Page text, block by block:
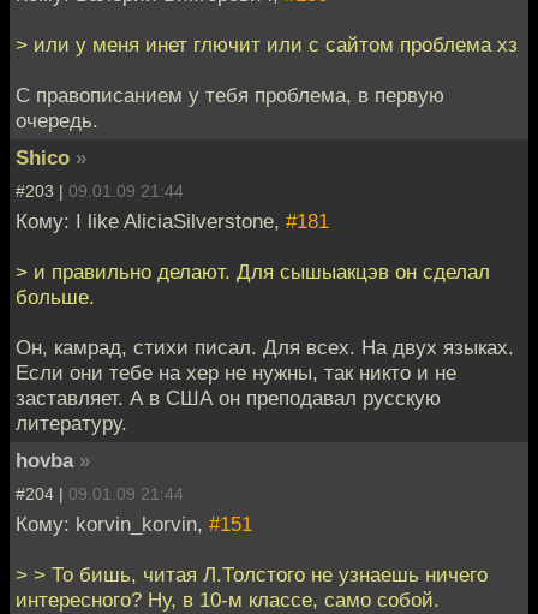
> или у меня инет глючит или с сайтом проблема хз
С правописанием у тебя проблема, в первую
очередь.
Shico »
#203 | 09.01.09 21:44
Кому: I like AliciaSilverstone, #181
> и правильно делают. Для сышыакцэв он сделал
больше.
Он, камрад, стихи писал. Для всех. На двух языках.
Если они тебе на хер не нужны, так никто и не
заставляет. А в США он преподавал русскую
литературу.
hovba »
#204 | 09.01.09 21:44
Кому: korvin_korvin, #151
> > То бишь, читая Л.Толстого не узнаешь ничего
интересного? Ну, в 10-м классе, само собой.